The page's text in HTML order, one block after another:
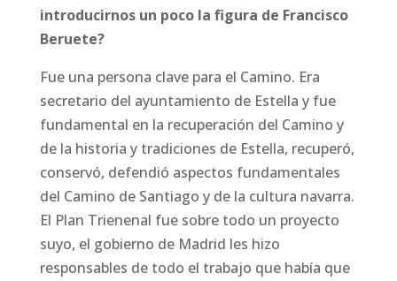
introducirnos un poco la figura de Francisco
Beruete?
Fue una persona clave para el Camino. Era
secretario del ayuntamiento de Estella y fue
fundamental en la recuperación del Camino y
de la historia y tradiciones de Estella, recuperó,
conservó, defendió aspectos fundamentales
del Camino de Santiago y de la cultura navarra.
El Plan Trienenal fue sobre todo un proyecto
suyo, el gobierno de Madrid les hizo
responsables de todo el trabajo que había que